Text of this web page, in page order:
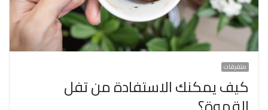
متفرقات
كيف يمكنك الاستفادة من تفل